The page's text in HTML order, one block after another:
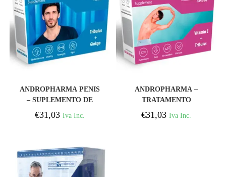
ANDROPHARMA PENIS
– SUPLEMENTO DE
AUMENTO DO PÊNIS
€31,03 Iva Inc.
ANDROPHARMA –
TRATAMENTO
CURVATURA PEYRONIE
€31,03 Iva Inc.